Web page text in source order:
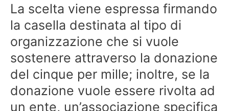
La scelta viene espressa firmando
la casella destinata al tipo di
organizzazione che si vuole
sostenere attraverso la donazione
del cinque per mille; inoltre, se la
donazione vuole essere rivolta ad
un ente, un’associazione specifica